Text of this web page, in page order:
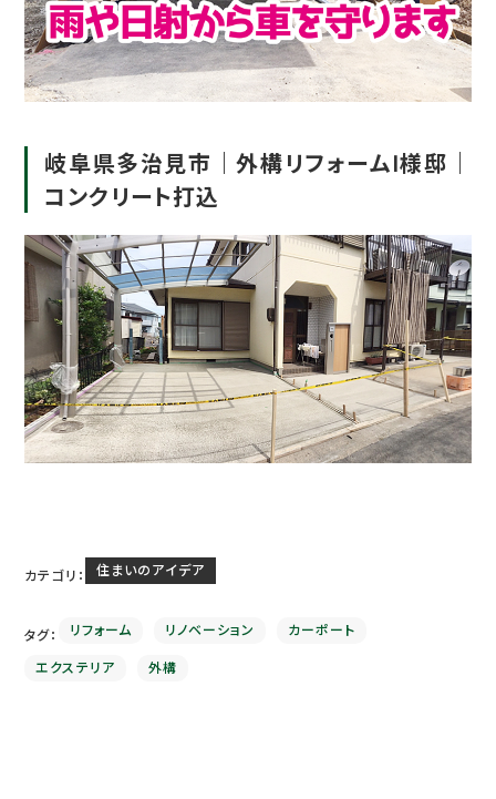
岐阜県多治見市｜外構リフォームI様邸｜
コンクリート打込
カテゴリ： 住まいのアイデア
タグ： リフォーム リノベーション カーポート
エクステリア 外構